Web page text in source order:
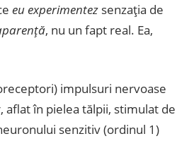
eu experimentezsenzaţia de
, nu un fapt real. Ea,
impulsuri nervoase
aflat în pielea tălpii, stimulat de
senzitiv (ordinul 1)